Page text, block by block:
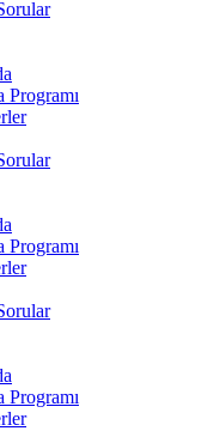
Programı
Programı
Programı